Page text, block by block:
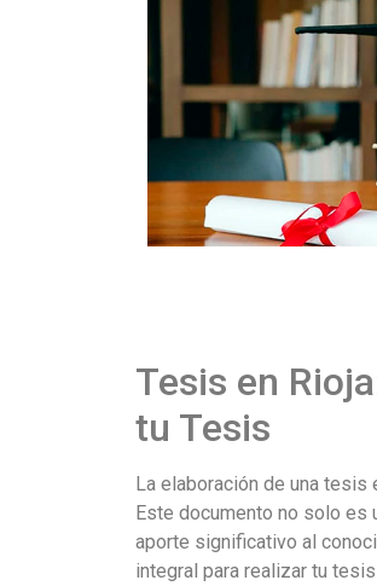
Tesis en
tu Tesis
La elaboración de una tesis
Este documento no solo es
aporte significativo al
integral para realizar tu